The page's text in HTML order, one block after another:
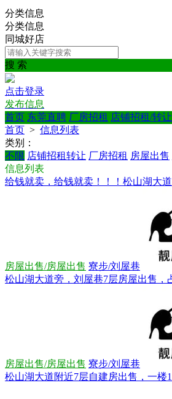
分类信息
分类信息
同城好店
搜 索
点击登录
发布信息
首页 东莞直聘 厂房招租 店铺招租/转让
首页 > 信息列表
类别：
不限 店铺招租转让 厂房招租 房屋出售
信息列表
给钱就卖，给钱就卖！！！松山湖大
房屋出售/房屋出售 寮步/刘屋巷
松山湖大道旁，刘屋巷7层房屋出售，
房屋出售/房屋出售 寮步/刘屋巷
松山湖大道附近7层自建房出售，一楼